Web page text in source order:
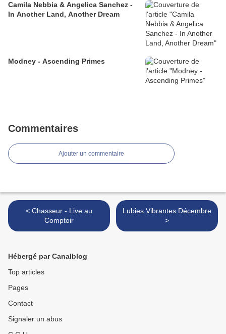
Camila Nebbia & Angelica Sanchez -
In Another Land, Another Dream
Modney - Ascending Primes
Commentaires
Ajouter un commentaire
< Chasseur - Live au
Comptoir
Lubies Vibrantes Décembre
>
Hébergé par Canalblog
Top articles
Pages
Contact
Signaler un abus